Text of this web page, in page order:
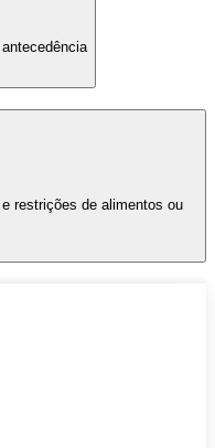
restrições de alimentos ou